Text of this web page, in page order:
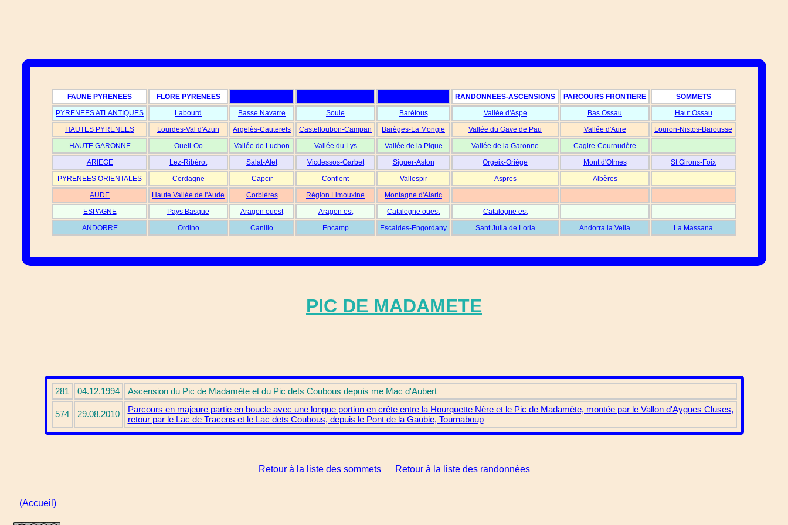
FAUNE PYRENEES FLORE PYRENEES RANDONNEES-ASCENSIONS PARCOURS FRONTIERE
SOMMETS
PYRENEES ATLANTIQUES
Labourd Basse Navarre Soule Barétous Vallée d'Aspe Bas Ossau
Haut Ossau
HAUTES PYRENEES
Lourdes-Val d'Azun Argelès-Cauterets Castelloubon-Campan Barèges-La Mongie Vallée du Gave de Pau Vallée d'Aure
Louron-Nistos-Barousse
HAUTE GARONNE
Oueil-Oo Vallée de Luchon Vallée du Lys Vallée de la Pique Vallée de la Garonne
Cagire-Cournudère
ARIEGE
Lez-Ribérot Salat-Alet Vicdessos-Garbet Siguer-Aston Orgeix-Oriège Mont d'Olmes
St Girons-Foix
PYRENEES ORIENTALES
Cerdagne Capcir Conflent Vallespir Aspres
Albères
AUDE
Haute Vallée de l'Aude Corbières Région Limouxine
Montagne d'Alaric
ESPAGNE
Pays Basque Aragon ouest Aragon est Catalogne ouest
Catalogne est
ANDORRE
Ordino Canillo Encamp Escaldes-Engordany Sant Julia de Loria Andorra la Vella La Massana
PIC DE MADAMETE
281 04.12.1994 Ascension du Pic de Madamète et du Pic dets Coubous depuis me Mac d'Aubert
574 29.08.2010
Parcours en majeure partie en boucle avec une longue portion en crête entre la Hourquette Nère et le Pic de Madamète, montée par le Vallon d'Aygues Cluses,
retour par le Lac de Tracens et le Lac dets Coubous, depuis le Pont de la Gaubie, Tournaboup
Retour à la liste des sommets Retour à la liste des randonnées
(Accueil)